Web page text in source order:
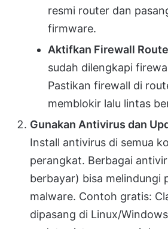
resmi router dan
firmware.
Aktifkan Firewall
sudah dilengkapi
Pastikan firewall di
memblokir lalu lintas
Gunakan Antivirus dan
Install antivirus di semua
perangkat. Berbagai
berbayar) bisa melindungi
malware. Contoh gratis:
dipasang di Linux/